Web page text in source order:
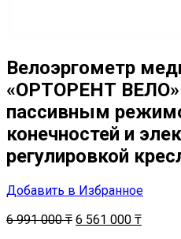
Велоэргометр
«ОРТОРЕНТ ВЕЛО»
пассивным
конечностей и
регулировкой
Добавить в Избранное
6 991 000₸ 6 561 000 ₸